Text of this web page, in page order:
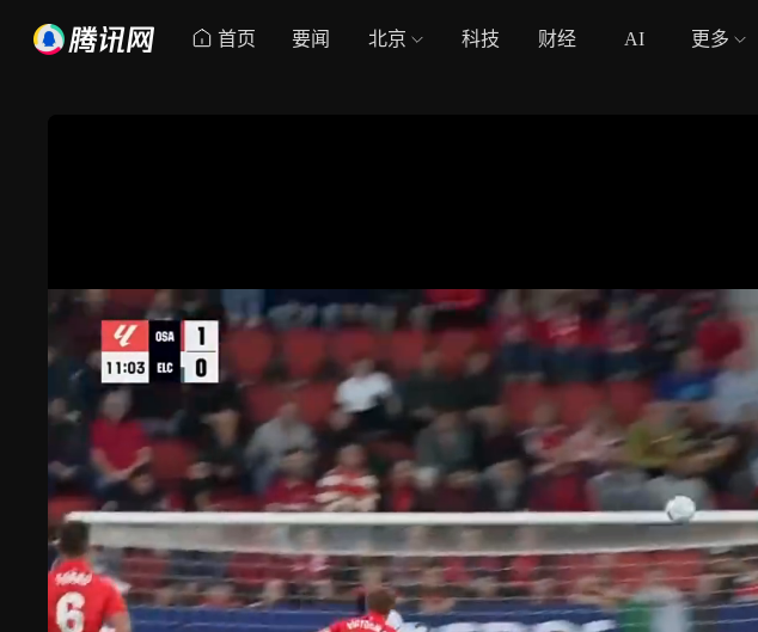
首页 要闻 北京 科技 财经 AI 更多